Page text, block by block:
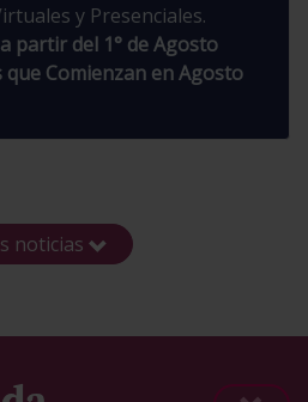
y Presenciales.
partir del 1° de Agosto
que Comienzan en Agosto
noticias